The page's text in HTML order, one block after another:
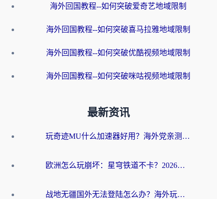
海外回国教程--如何突破爱奇艺地域限制
海外回国教程--如何突破喜马拉雅地域限制
海外回国教程--如何突破优酷视频地域限制
海外回国教程--如何突破咪咕视频地域限制
最新资讯
玩奇迹MU什么加速器好用？海外党亲测：这款加速器让你告别延迟卡顿！
欧洲怎么玩崩坏：星穹铁道不卡？2026海外玩家国服游戏加速器终极攻略
战地无疆国外无法登陆怎么办？海外玩家国服畅玩终极指南（附欧服魔兽EVE加速方案）